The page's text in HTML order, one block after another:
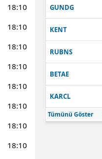
18:10
18:10
18:10
18:10
18:10
18:10
18:10
18:10
GUNDG
KENT
RUBNS
BETAE
KARCL
Tümünü Göster